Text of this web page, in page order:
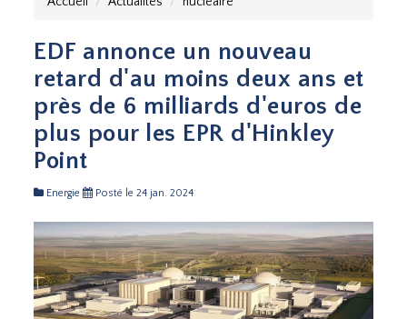
EDF annonce un nouveau
retard d'au moins deux ans et
près de 6 milliards d'euros de
plus pour les EPR d'Hinkley
Point
Energie Posté le 24 jan. 2024